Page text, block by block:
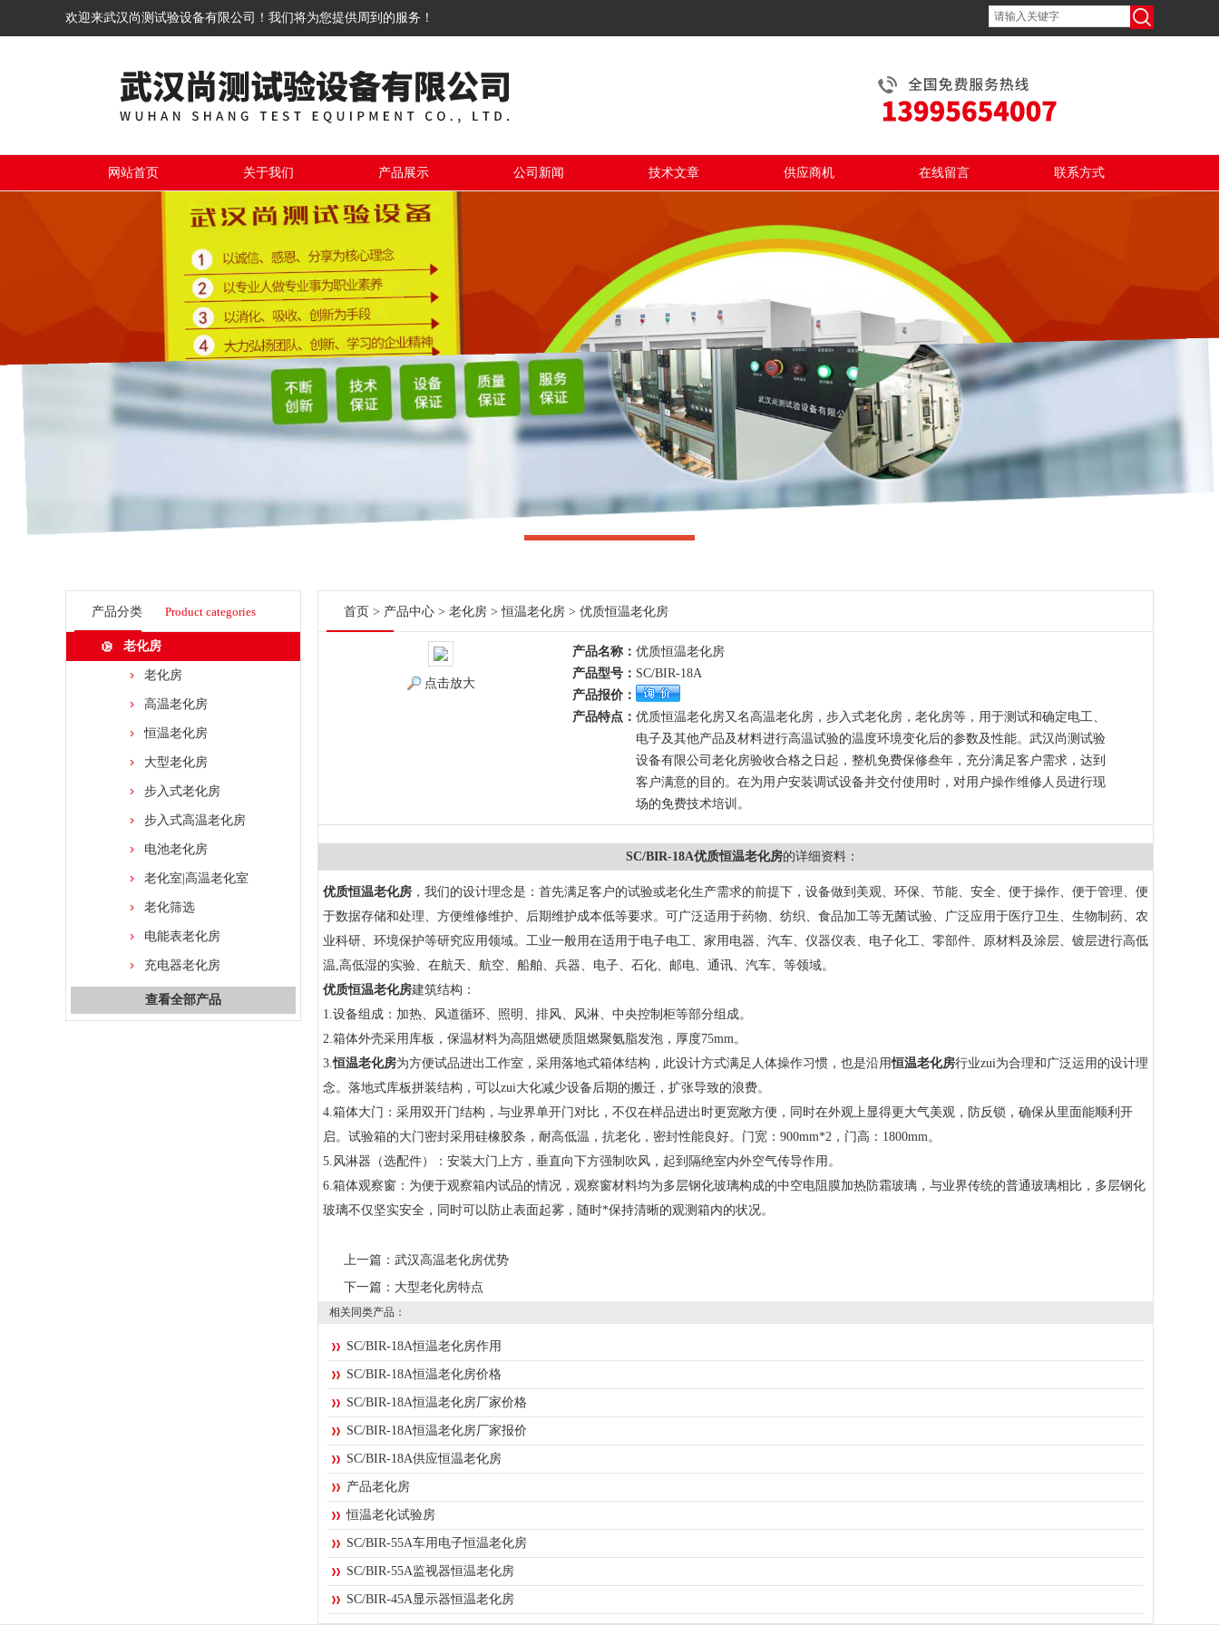
欢迎来武汉尚测试验设备有限公司！我们将为您提供周到的服务！
网站首页 关于我们 产品展示 公司新闻 技术文章 供应商机 在线留言 联系方式
产品分类 Product categories
老化房
老化房
高温老化房
恒温老化房
大型老化房
步入式老化房
步入式高温老化房
电池老化房
老化室|高温老化室
老化筛选
电能表老化房
充电器老化房
查看全部产品
首页 > 产品中心 > 老化房 >恒温老化房 > 优质恒温老化房
点击放大
产品名称： 优质恒温老化房
产品型号： SC/BIR-18A
产品报价：
产品特点： 优质恒温老化房又名高温老化房，步入式老化房，老化房等，用于测试和确定电工、
电子及其他产品及材料进行高温试验的温度环境变化后的参数及性能。武汉尚测试验
设备有限公司老化房验收合格之日起，整机免费保修叁年，充分满足客户需求，达到
客户满意的目的。在为用户安装调试设备并交付使用时，对用户操作维修人员进行现
场的免费技术培训。
SC/BIR-18A优质恒温老化房的详细资料：
优质恒温老化房 ，我们的设计理念是：首先满足客户的试验或老化生产需求的前提下，设备做到美观、环保、节能、安全、便于操作、便于管理、便
于数据存储和处理、方便维修维护、后期维护成本低等要求。可广泛适用于药物、纺织、食品加工等无菌试验、广泛应用于医疗卫生、生物制药、农
业科研、环境保护等研究应用领域。工业一般用在适用于电子电工、家用电器、汽车、仪器仪表、电子化工、零部件、原材料及涂层、镀层进行高低
温,高低湿的实验、在航天、航空、船舶、兵器、电子、石化、邮电、通讯、汽车、等领域。
优质恒温老化房建筑结构：
1.设备组成：加热、风道循环、照明、排风、风淋、中央控制柜等部分组成。
2.箱体外壳采用库板，保温材料为高阻燃硬质阻燃聚氨脂发泡，厚度75mm。
3.恒温老化房为方便试品进出工作室，采用落地式箱体结构，此设计方式满足人体操作习惯，也是沿用恒温老化房行业zui为合理和广泛运用的设计理
念。落地式库板拼装结构，可以zui大化减少设备后期的搬迁，扩张导致的浪费。
4.箱体大门：采用双开门结构，与业界单开门对比，不仅在样品进出时更宽敞方便，同时在外观上显得更大气美观，防反锁，确保从里面能顺利开
启。试验箱的大门密封采用硅橡胶条，耐高低温，抗老化，密封性能良好。门宽：900mm*2，门高：1800mm。
5.风淋器（选配件）：安装大门上方，垂直向下方强制吹风，起到隔绝室内外空气传导作用。
6.箱体观察窗：为便于观察箱内试品的情况，观察窗材料均为多层钢化玻璃构成的中空电阻膜加热防霜玻璃，与业界传统的普通玻璃相比，多层钢化
玻璃不仅坚实安全，同时可以防止表面起雾，随时*保持清晰的观测箱内的状况。
上一篇： 武汉高温老化房优势
下一篇： 大型老化房特点
相关同类产品：
SC/BIR-18A恒温老化房作用
SC/BIR-18A恒温老化房价格
SC/BIR-18A恒温老化房厂家价格
SC/BIR-18A恒温老化房厂家报价
SC/BIR-18A供应恒温老化房
产品老化房
恒温老化试验房
SC/BIR-55A车用电子恒温老化房
SC/BIR-55A监视器恒温老化房
SC/BIR-45A显示器恒温老化房